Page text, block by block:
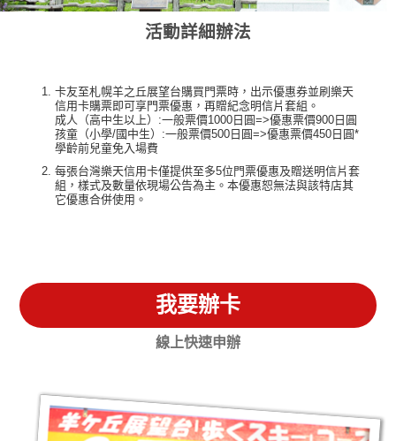
活動詳細辦法
卡友至札幌羊之丘展望台購買門票時，出示優惠券並刷樂天
信用卡購票即可享門票優惠，再贈紀念明信片套組。
成人（高中生以上）:一般票價1000日圓=>優惠票價900日圓
孩童（小學/國中生）:一般票價500日圓=>優惠票價450日圓*
學齡前兒童免入場費
每張台灣樂天信用卡僅提供至多5位門票優惠及贈送明信片套
組，樣式及數量依現場公告為主。本優惠恕無法與該特店其
它優惠合併使用。
我要辦卡
線上快速申辦